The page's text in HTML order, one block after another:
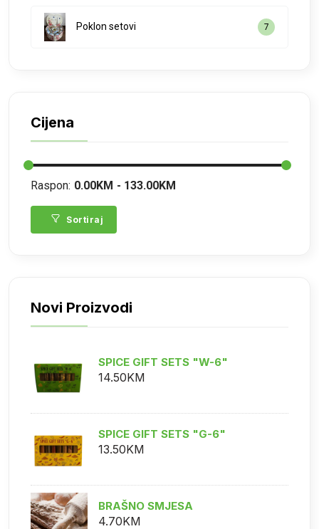
Poklon setovi 7
Cijena
Raspon: 0.00KM 133.00KM
Sortiraj
Novi Proizvodi
SPICE GIFT SETS "W-6"
14.50KM
SPICE GIFT SETS "G-6"
13.50KM
BRAŠNO SMJESA
4.70KM